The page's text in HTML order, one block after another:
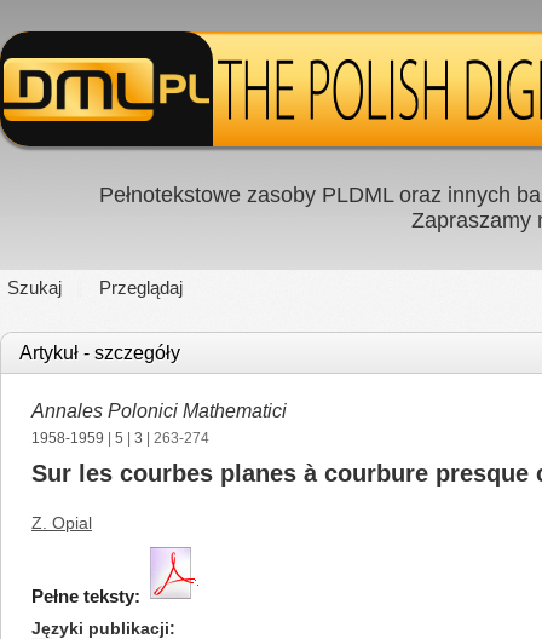
Pełnotekstowe zasoby PLDML oraz innych
Zapraszamy
Szukaj Przeglądaj
Artykuł - szczegóły
Annales Polonici Mathematici
1958-1959 5 3 | 263-274
Sur les courbes planes à courbure presque
Z. Opial
Pełne teksty:
Języki publikacji